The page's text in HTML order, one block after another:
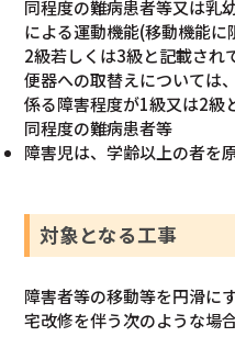
同程度の難病患者等又は乳
による運動機能(移動機能に
2級若しくは3級と記載され
便器への取替えについては
係る障害程度が1級又は2級
同程度の難病患者等
障害児は、学齢以上の者を
対象となる工事
障害者等の移動等を円滑に
宅改修を伴う次のような場